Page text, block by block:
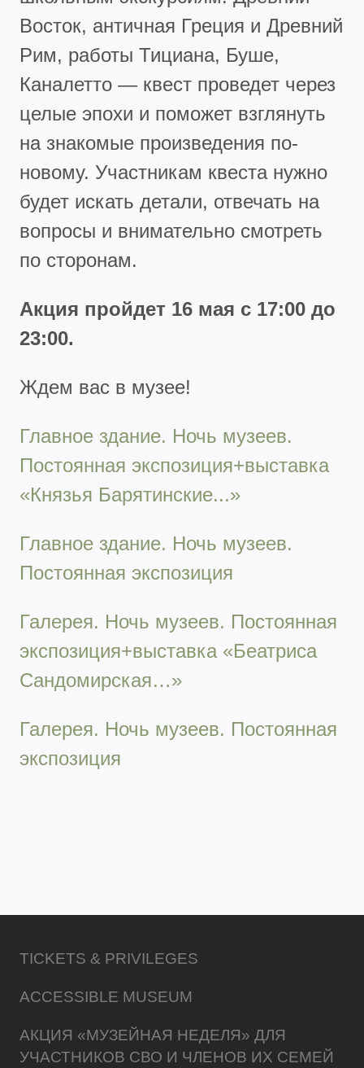
Восток, античная Греция и Древний
Рим, работы Тициана, Буше,
Каналетто — квест проведет через
целые эпохи и поможет взглянуть
на знакомые произведения по-
новому. Участникам квеста нужно
будет искать детали, отвечать на
вопросы и внимательно смотреть
по сторонам.
Акция пройдет 16 мая с 17:00 до
23:00.
Ждем вас в музее!
Главное здание. Ночь музеев.
Постоянная экспозиция+выставка
«Князья Барятинские...»
Главное здание. Ночь музеев.
Постоянная экспозиция
Галерея. Ночь музеев. Постоянная
экспозиция+выставка «Беатриса
Сандомирская…»
Галерея. Ночь музеев. Постоянная
экспозиция
TICKETS & PRIVILEGES
ACCESSIBLE MUSEUM
АКЦИЯ «МУЗЕЙНАЯ НЕДЕЛЯ» ДЛЯ
УЧАСТНИКОВ СВО И ЧЛЕНОВ ИХ СЕМЕЙ